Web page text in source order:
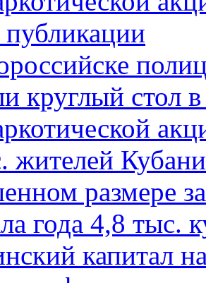
круглый стол
жителей
размере
года 4,8 тыс.
капитал